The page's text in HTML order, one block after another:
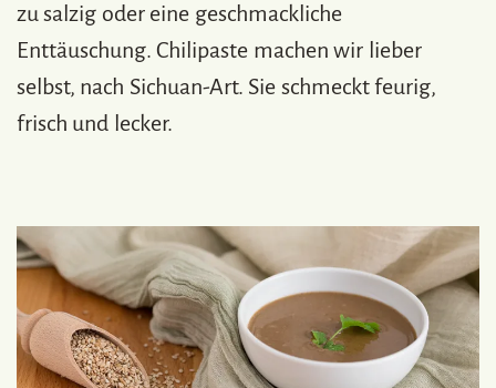
zu salzig oder eine geschmackliche
Enttäuschung. Chilipaste machen wir lieber
selbst, nach Sichuan-Art. Sie schmeckt feurig,
frisch und lecker.